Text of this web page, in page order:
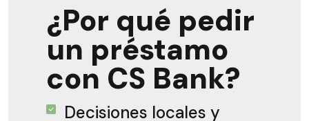
¿Por qué pedir
un préstamo
con CS Bank?
Decisiones locales y